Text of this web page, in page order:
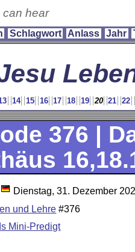
can hear
Schlagwort Anlass Jahr
14 15 16 17 18 19 20 21 22
376 |
Dienstag, 31. Dezember
und Lehre #376
Mini-Predigt